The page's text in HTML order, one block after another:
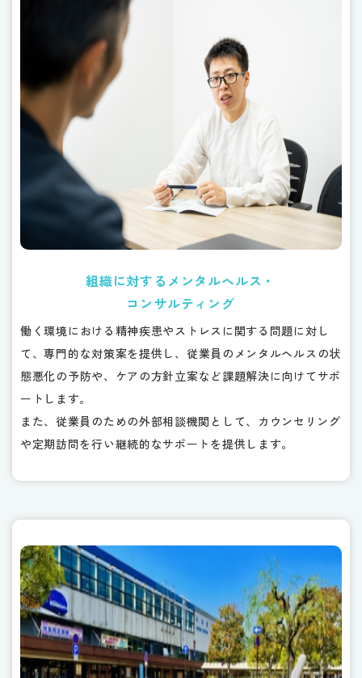
組織に対するメンタルヘルス・
コンサルティング
働く環境における精神疾患やストレスに関する問題に対し
て、専門的な対策案を提供し、従業員のメンタルヘルスの状
態悪化の予防や、ケアの方針立案など課題解決に向けてサポ
ートします。
また、従業員のための外部相談機関として、カウンセリング
や定期訪問を行い継続的なサポートを提供します。